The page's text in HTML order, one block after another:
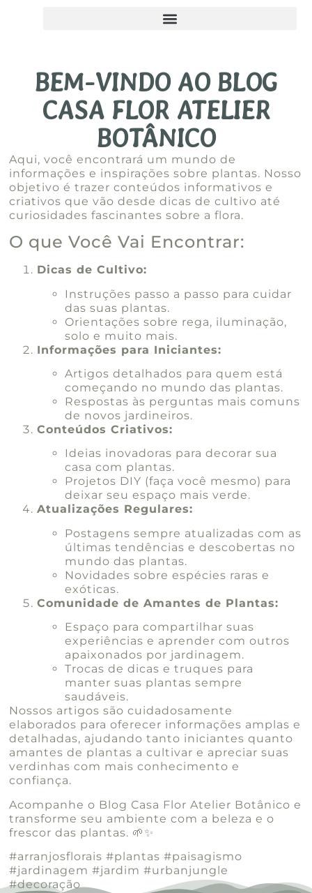
BEM-VINDO AO BLOG
CASA FLOR ATELIER
BOTÂNICO
Aqui, você encontrará um mundo de
informações e inspirações sobre plantas. Nosso
objetivo é trazer conteúdos informativos e
criativos que vão desde dicas de cultivo até
curiosidades fascinantes sobre a flora.
O que Você Vai Encontrar:
Dicas de Cultivo:
Instruções passo a passo para cuidar
das suas plantas.
Orientações sobre rega, iluminação,
solo e muito mais.
Informações para Iniciantes:
Artigos detalhados para quem está
começando no mundo das plantas.
Respostas às perguntas mais comuns
de novos jardineiros.
Conteúdos Criativos:
Ideias inovadoras para decorar sua
casa com plantas.
Projetos DIY (faça você mesmo) para
deixar seu espaço mais verde.
Atualizações Regulares:
Postagens sempre atualizadas com as
últimas tendências e descobertas no
mundo das plantas.
Novidades sobre espécies raras e
exóticas.
Comunidade de Amantes de Plantas:
Espaço para compartilhar suas
experiências e aprender com outros
apaixonados por jardinagem.
Trocas de dicas e truques para
manter suas plantas sempre
saudáveis.
Nossos artigos são cuidadosamente
elaborados para oferecer informações amplas e
detalhadas, ajudando tanto iniciantes quanto
amantes de plantas a cultivar e apreciar suas
verdinhas com mais conhecimento e
confiança.
Acompanhe o Blog Casa Flor Atelier Botânico e
transforme seu ambiente com a beleza e o
frescor das plantas. 🌱✨
#arranjosflorais #plantas #paisagismo
#jardinagem #jardim #urbanjungle
#decoração